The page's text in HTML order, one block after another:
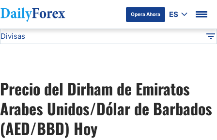
Opera Ahora ES
Divulgación del Anunciante
Divisas
USD/JPY
GBP/USD
Precio del Dirham de Emiratos
Arabes Unidos/Dólar de Barbados
(AED/BBD) Hoy